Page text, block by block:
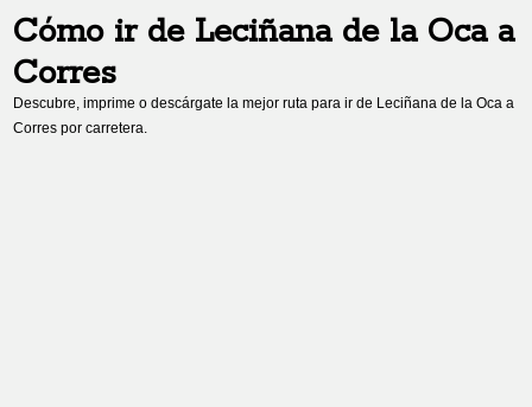
Cómo ir de Leciñana de la Ocaa
Corres
Descubre, imprime o descárgate la mejor ruta para ir de Leciñana de la Oca a
Corres por carretera.